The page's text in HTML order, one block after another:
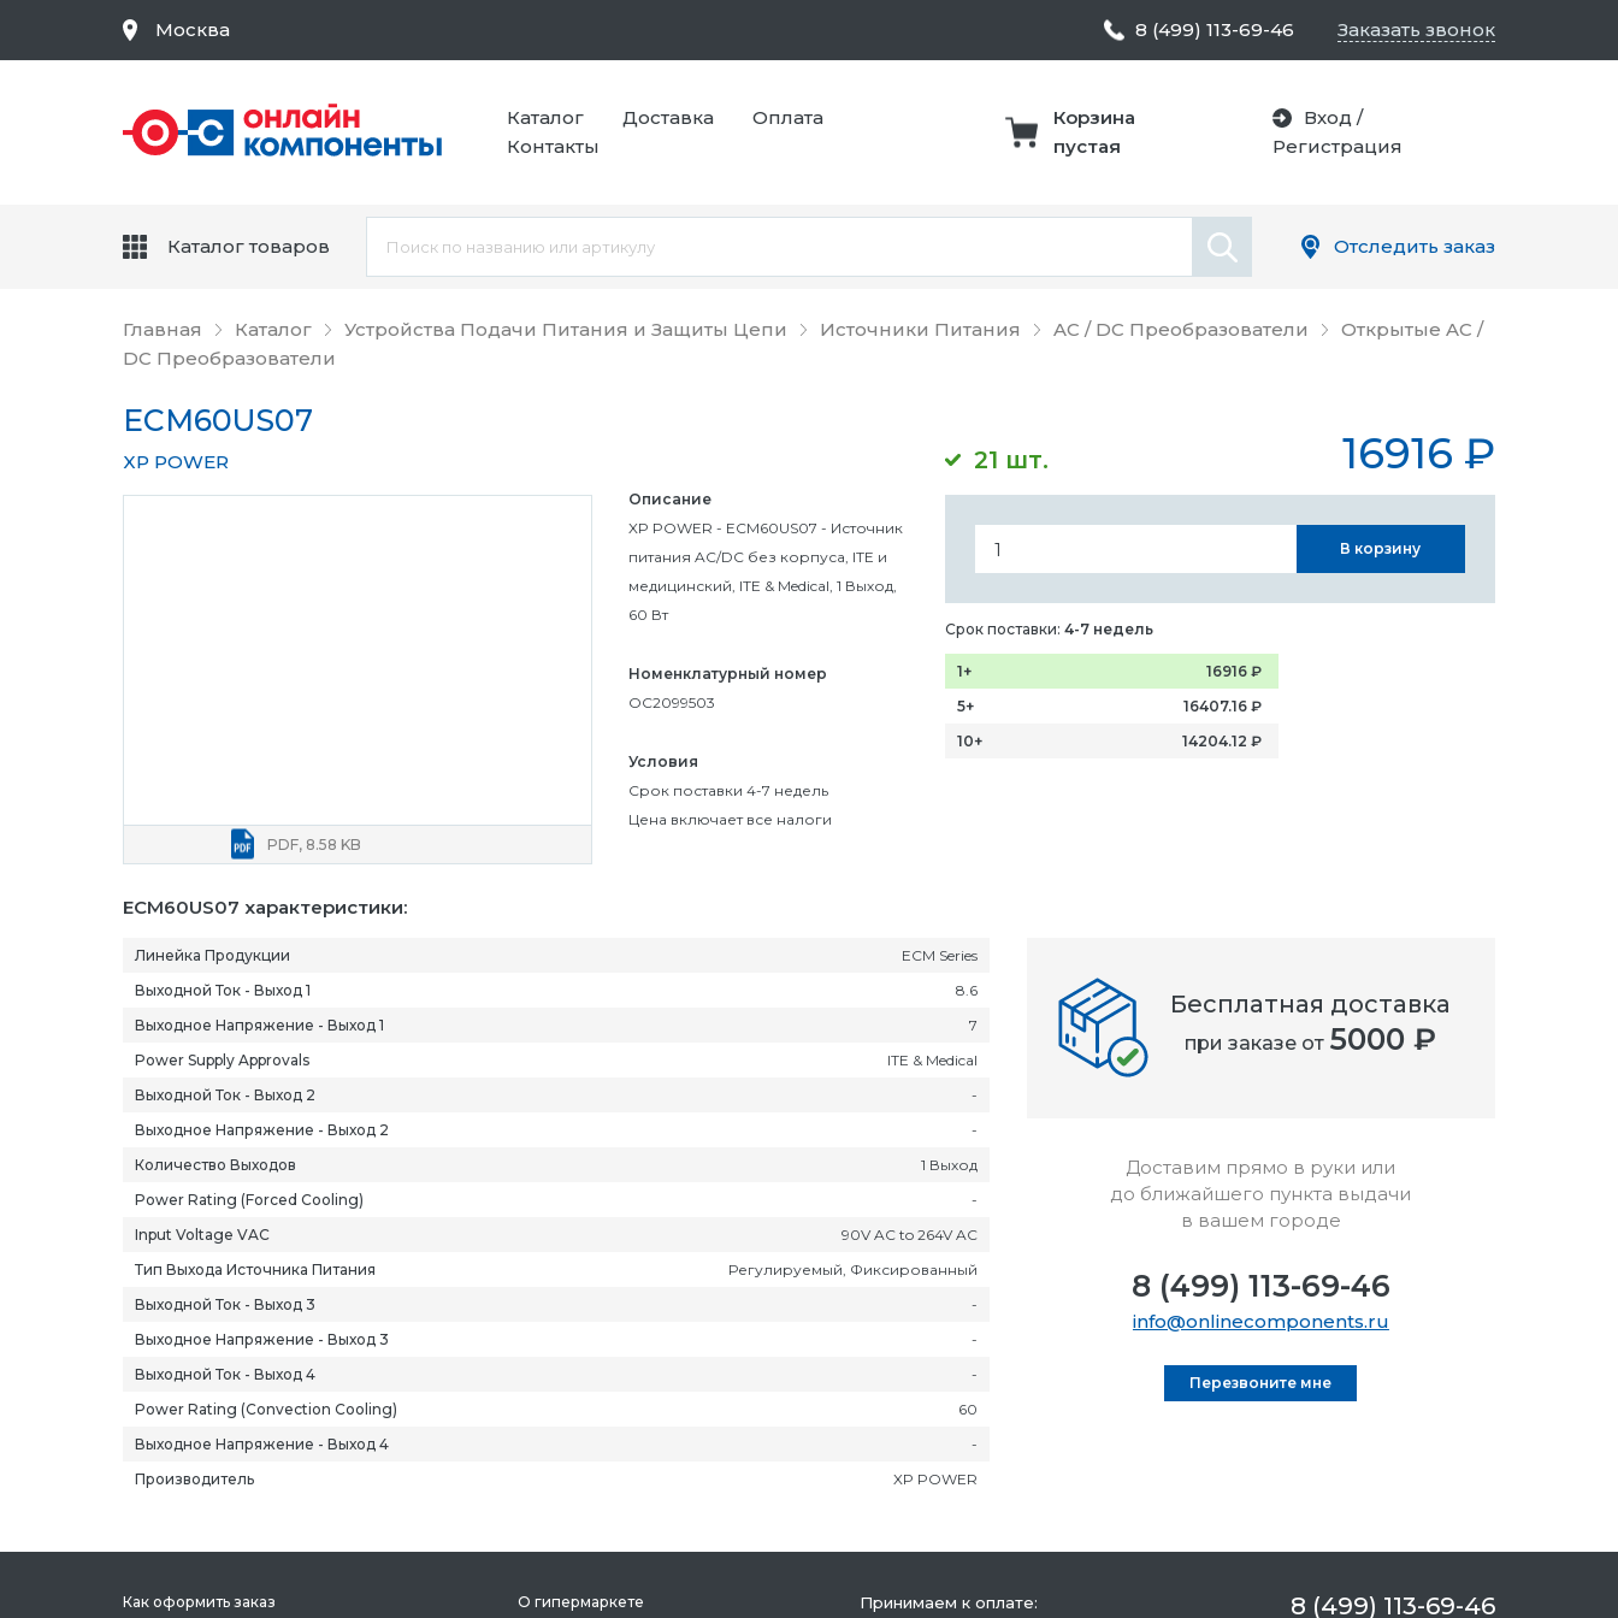
Главная Каталог Устройства Подачи Питания и Защиты Цепи Источники Питания AC / DC Преобразователи
Открытые AC /
DC Преобразователи
ECM60US07
XP POWER 21 шт. 16916 ₽
PDF, 8.58 KB
Описание
XP POWER - ECM60US07 - Источник
питания AC/DC без корпуса, ITE и
медицинский, ITE & Medical, 1 Выход,
60 Вт
Номенклатурный номер
OC2099503
Условия
Срок поставки 4-7 недель
Цена включает все налоги
В корзину
Срок поставки: 4-7 недель
1+ 16916₽
5+
16407.16₽
10+
14204.12 ₽
ECM60US07 характеристики:
Линейка Продукции
ECM Series
Выходной Ток - Выход 1
8.6
Выходное Напряжение - Выход 1
7
Power Supply Approvals
ITE & Medical
Выходной Ток - Выход 2
-
Выходное Напряжение - Выход 2
-
Количество Выходов
1 Выход
Power Rating (Forced Cooling)
-
Input Voltage VAC
90V AC to 264V AC
Тип Выхода Источника Питания
Регулируемый, Фиксированный
Выходной Ток - Выход 3
-
Выходное Напряжение - Выход 3
-
Выходной Ток - Выход 4
-
Power Rating (Convection Cooling)
60
Выходное Напряжение - Выход 4
-
Производитель
XP POWER
Бесплатная доставка
при заказе от 5000 ₽
Доставим прямо в руки или
до ближайшего пункта выдачи
в вашем городе
8 (499) 113-69-46
info@onlinecomponents.ru
Перезвоните мне
Москва 8 (499) 113-69-46 Заказать звонок
Каталог Доставка
Оплата
Контакты
Корзина
пустая
Вход /
Регистрация
Каталог товаров Отследить заказ
Как оформить заказ О гипермаркете Принимаем к оплате: 8 (499) 113-69-46